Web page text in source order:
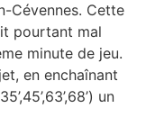
Cévennes. Cette
pourtant mal
minute de jeu.
en enchaînant
un